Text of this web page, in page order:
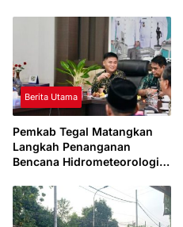
Berita Utama
Pemkab Tegal Matangkan
Langkah Penanganan
Bencana Hidrometeorologi